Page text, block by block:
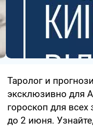
Таролог и
эксклюзивно для
гороскоп для
до 2 июня.